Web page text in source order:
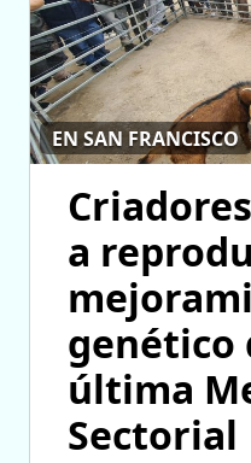
EN SAN FRANCISCO
a
genético
última
Sectorial